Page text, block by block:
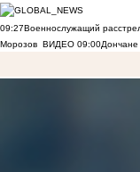
09:27Военнослужащий
Морозов
ВИДЕО 09:00Дончане